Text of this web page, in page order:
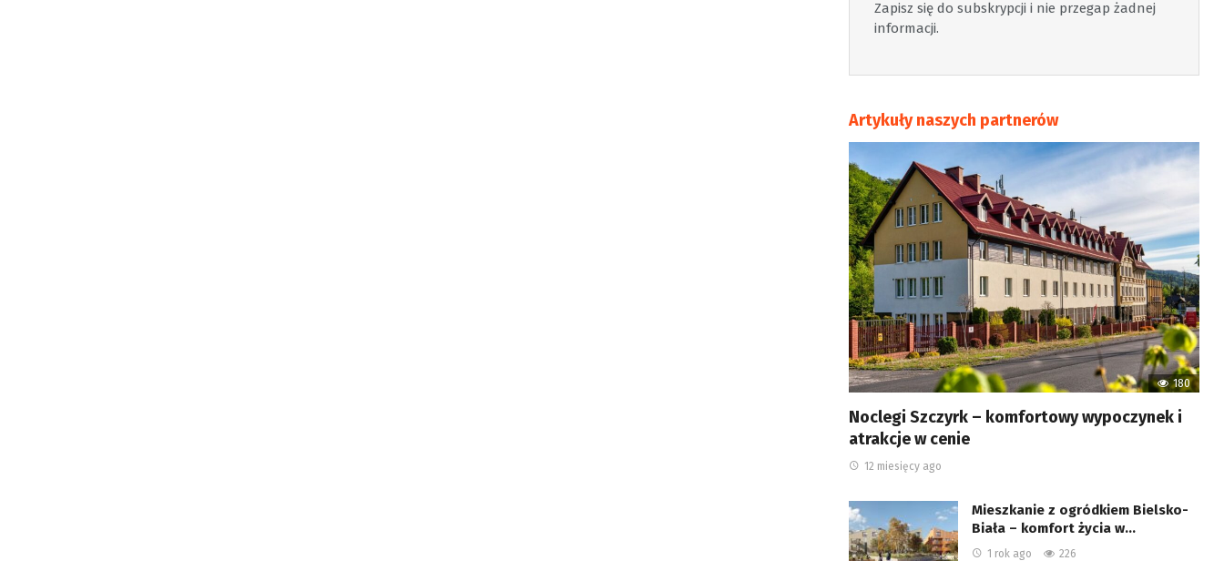
Zapisz się do subskrypcji i nie przegap żadnej
informacji.
Artykuły naszych partnerów
180
Noclegi Szczyrk – komfortowy wypoczynek i
atrakcje w cenie
12 miesięcy ago
Mieszkanie z ogródkiem Bielsko-
Biała – komfort życia w…
1 rok ago 226